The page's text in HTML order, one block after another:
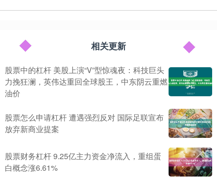
相关更新
股票中的杠杆 美股上演“V”型惊魂夜：科技巨头
力挽狂澜，英伟达重回全球股王，中东阴云重燃
油价
股票怎么申请杠杆 遭遇强烈反对 国际足联宣布
放弃新商业提案
股票财务杠杆 9.25亿主力资金净流入，重组蛋
白概念涨6.61%